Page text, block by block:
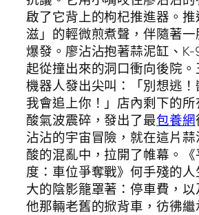
啟了它背上的枸杞推進器。
滋」的輕微煎煮聲，伴隨著
爆發。廖沾沾抱著蒜泥缸、
起從撞出來的洞口衝向後院
機器人發出尖叫：「別想逃！
我會追上你！」店內剩下的
酸氣波震碎，發出了最包養網
沾沾的宇宙冒險，就在這片
酸的混亂中，拉開了帷幕。
度：車位爭奪戰》何手殘的
大的陰影籠罩著：停車費，以
他那輛老舊的掀背車，彷彿